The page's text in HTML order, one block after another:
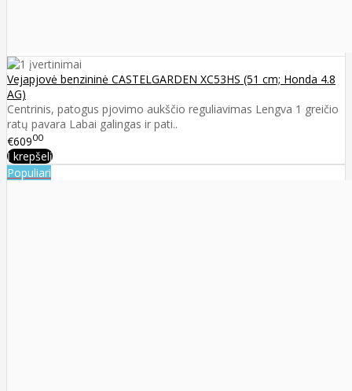
Vejapjovė benzininė CASTELGARDEN XC53HS (51 cm; Honda 4.8
AG)
Centrinis, patogus pjovimo aukščio reguliavimas Lengva 1 greičio
ratų pavara Labai galingas ir pati..
€60900
Į krepšelį
Populiari